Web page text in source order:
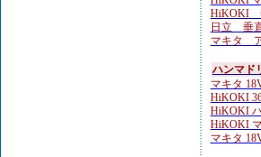
HiKOKI
日立 垂
マキタ
ハンマド
マキタ
HiKOKI
HiKOKI
HiKOKI
マキタ